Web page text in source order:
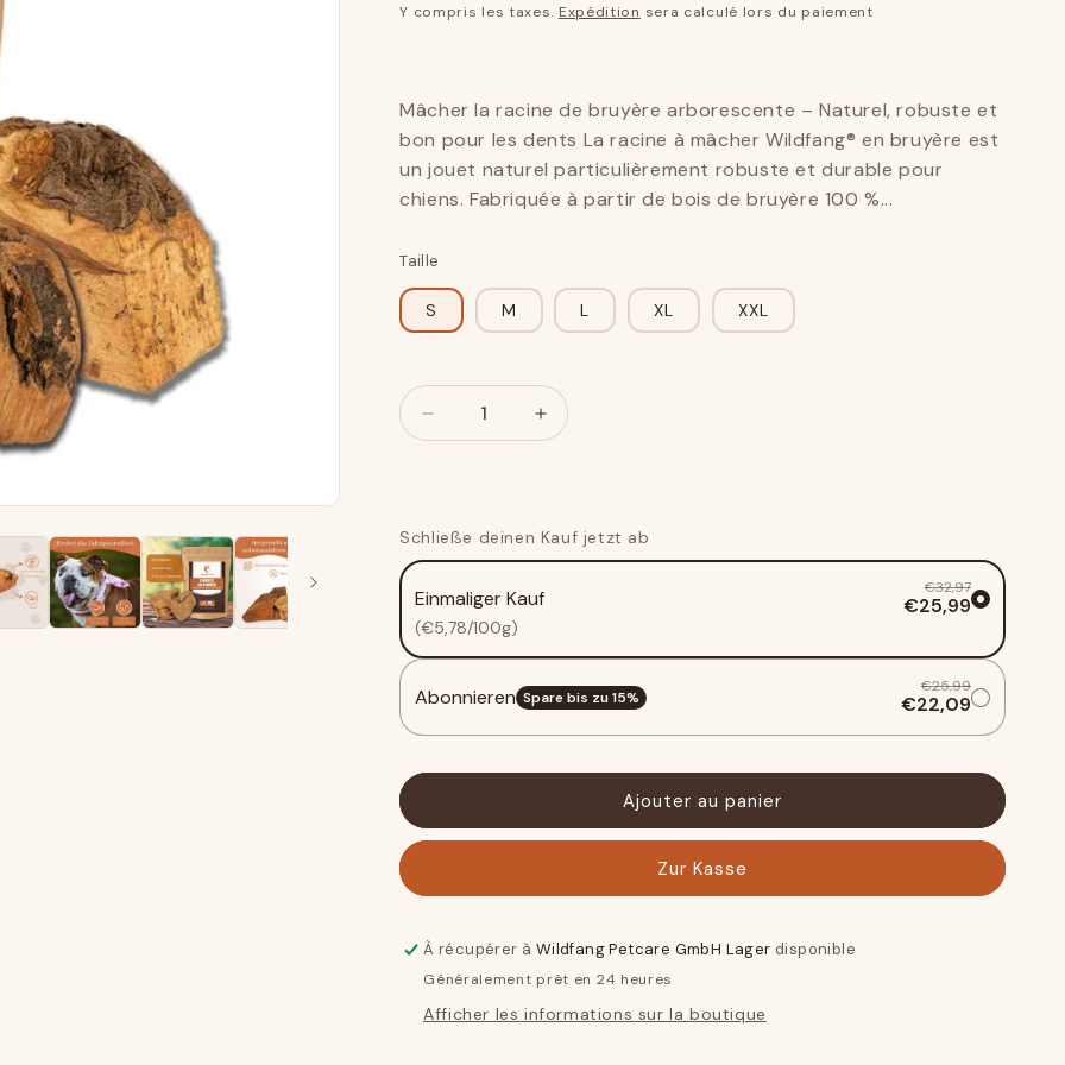
Y compris les taxes. Expédition sera calculé lors du paiement
Mâcher la racine de bruyère arborescente – Naturel, robuste et
bon pour les dents La racine à mâcher Wildfang® en bruyère est
un jouet naturel particulièrement robuste et durable pour
chiens. Fabriquée à partir de bois de bruyère 100 %...
Taille
S M L XL XXL
Nombre
Nombre
Réduisez
le
des
de
bruyère
lot
Augmenter
le
des
de
lot
Schließe deinen Kauf jetzt ab
Einmaliger Kauf €32,97
€25,99
(€5,78/100g)
Abonnieren Spare bis zu15%
€25,99
€22,09
Ajouter au panier
Zur Kasse
À récupérer à Wildfang Petcare GmbH Lager disponible
Généralement prêt en 24 heures
Afficher les informations sur la boutique